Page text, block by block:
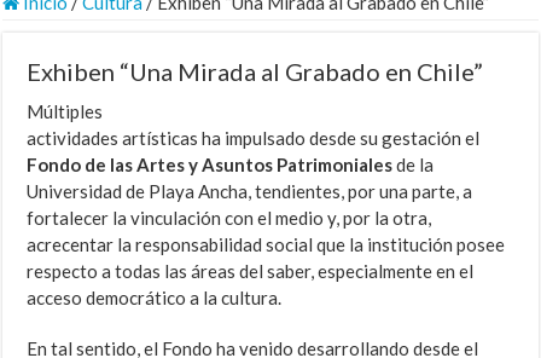
Exhiben “Una Mirada al Grabado en Chile”
Múltiples
actividades artísticas ha impulsado desde su gestación el
Fondo de las Artes y Asuntos Patrimonialesde la
Universidad de Playa Ancha, tendientes, por una parte, a
fortalecer la vinculación con el medio y, por la otra,
acrecentar la responsabilidad social que la institución posee
respecto a todas las áreas del saber, especialmente en el
acceso democrático a la cultura.
En tal sentido, el Fondo ha venido desarrollando desde el